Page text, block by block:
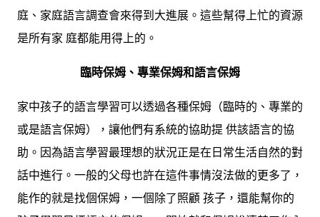
庭、家庭語言調查會來得到大進展。這些幫得上忙的資源
是所有家 庭都能用得上的。
臨時保姆、專業保姆和語言保姆
家中孩子的語言學習可以透過各種保姆（臨時的、專業的
或是語言保姆），讓他們有系統的協助提 供該語言的協
助。因為語言學習最理想的狀況正是在日常生活自然的對
話中進行。一般的父母也許在這件事情沒法做的更多了，
能作的就是找個保姆，一個除了照顧 孩子，還能幫你的